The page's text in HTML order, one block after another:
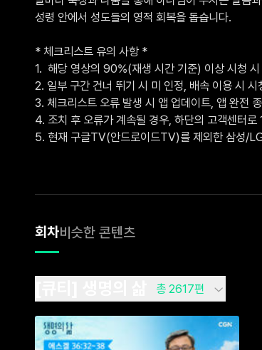
성령 안에서 성도들의 영적 회복을 돕습니다.
* 체크리스트 유의 사항 *
1.  해당 영상의 90%(재생 시간 기준) 이상 시청 시
2. 일부 구간 건너 뛰기 시 미 인정, 배속 이용 시 시
3. 체크리스트 오류 발생 시 앱 업데이트, 앱 완전
4. 조치 후 오류가 계속될 경우, 하단의 고객센터로
5. 현재 구글TV(안드로이드TV)를 제외한 삼성/
회차비슷한 콘텐츠
총 2617편